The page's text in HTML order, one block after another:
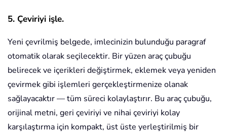
5. Çeviriyi işle.
Yeni çevrilmiş belgede, imlecinizin bulunduğu paragraf
otomatik olarak seçilecektir. Bir yüzen araç çubuğu
belirecek ve içerikleri değiştirmek, eklemek veya yeniden
çevirmek gibi işlemleri gerçekleştirmenize olanak
sağlayacaktır — tüm süreci kolaylaştırır. Bu araç çubuğu,
orijinal metni, geri çeviriyi ve nihai çeviriyi kolay
karşılaştırma için kompakt, üst üste yerleştirilmiş bir